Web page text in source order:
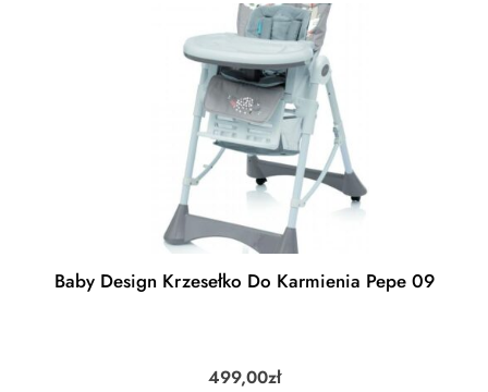
Baby Design Krzesełko Do Karmienia Pepe 09
499,00zł